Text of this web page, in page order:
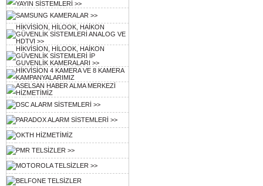
YAYIN SİSTEMLERİ >>
SAMSUNG KAMERALAR >>
HİKVİSİON, HİLOOK, HAİKON
GÜVENLİK SİSTEMLERİ ANALOG VE
HDTVI >>
HİKVİSİON, HİLOOK, HAİKON
GÜVENLİK SİSTEMLERİ İP
GUVENLİK KAMERALARI >>
HİKVİSİON 4 KAMERA VE 8 KAMERA
KAMPANYALARIMIZ
ASELSAN HABER ALMA MERKEZİ
HİZMETİMİZ
DSC ALARM SİSTEMLERİ >>
PARADOX ALARM SİSTEMLERİ >>
OKTH HİZMETİMİZ
PMR TELSİZLER >>
MOTOROLA TELSİZLER >>
BELFONE TELSİZLER